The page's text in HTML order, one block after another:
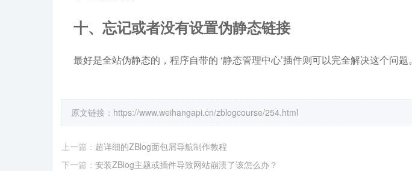
十、忘记或者没有设置伪静态链接
最好是全站伪静态的，程序自带的 ‘静态管理中心’插件则可以完全解决这个问题。
原文链接： https://www.weihangapi.cn/zblogcourse/254.html
上一篇： 超详细的ZBlog面包屑导航制作教程
下一篇： 安装ZBlog主题或插件导致网站崩溃了该怎么办？